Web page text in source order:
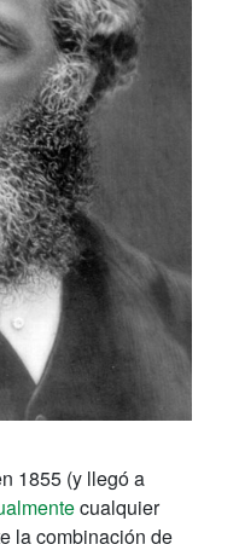
1855 (y llegó a
cualquier
la combinación de